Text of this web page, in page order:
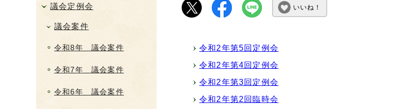
いいね！
令和2年第5回定例会
令和2年第4回定例会
令和2年第3回定例会
令和2年第2回臨時会
議会定例会
議会案件
令和8年 議会案件
令和7年 議会案件
令和6年 議会案件